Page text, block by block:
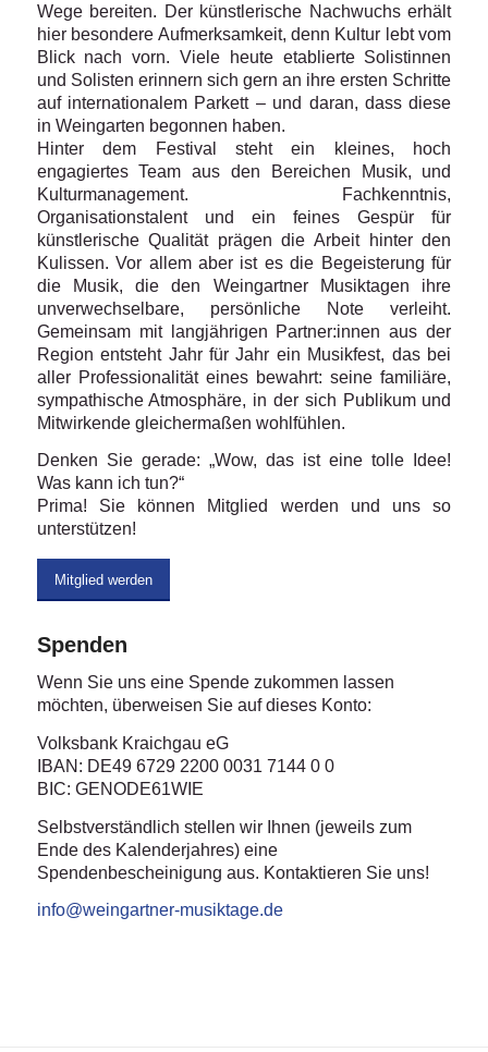
Wege bereiten. Der künstlerische Nachwuchs erhält
hier besondere Aufmerksamkeit, denn Kultur lebt vom
Blick nach vorn. Viele heute etablierte Solistinnen
und Solisten erinnern sich gern an ihre ersten Schritte
auf internationalem Parkett – und daran, dass diese
in Weingarten begonnen haben.
Hinter dem Festival steht ein kleines, hoch
engagiertes Team aus den Bereichen Musik, und
Kulturmanagement. Fachkenntnis,
Organisationstalent und ein feines Gespür für
künstlerische Qualität prägen die Arbeit hinter den
Kulissen. Vor allem aber ist es die Begeisterung für
die Musik, die den Weingartner Musiktagen ihre
unverwechselbare, persönliche Note verleiht.
Gemeinsam mit langjährigen Partner:innen aus der
Region entsteht Jahr für Jahr ein Musikfest, das bei
aller Professionalität eines bewahrt: seine familiäre,
sympathische Atmosphäre, in der sich Publikum und
Mitwirkende gleichermaßen wohlfühlen.
Denken Sie gerade: „Wow, das ist eine tolle Idee!
Was kann ich tun?“
Prima! Sie können Mitglied werden und uns so
unterstützen!
Mitglied werden
Spenden
Wenn Sie uns eine Spende zukommen lassen
möchten, überweisen Sie auf dieses Konto:
Volksbank Kraichgau eG
IBAN: DE49 6729 2200 0031 7144 0 0
BIC: GENODE61WIE
Selbstverständlich stellen wir Ihnen (jeweils zum
Ende des Kalenderjahres) eine
Spendenbescheinigung aus. Kontaktieren Sie uns!
info@weingartner-musiktage.de